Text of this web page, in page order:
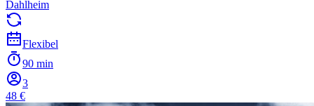
Dahlheim
Flexibel
90 min
3
48 €